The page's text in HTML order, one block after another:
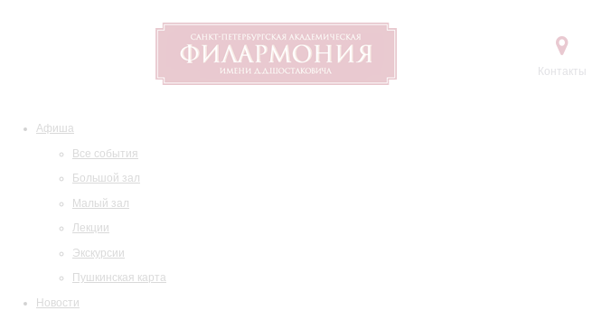
Контакты
Афиша
Все события
Большой зал
Малый зал
Лекции
Экскурсии
Пушкинская карта
Новости